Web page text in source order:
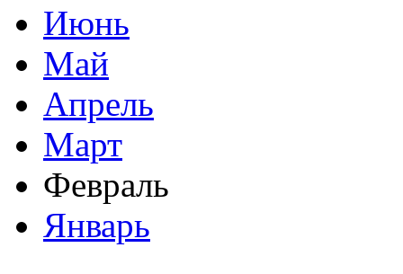
Июнь
Май
Апрель
Март
Февраль
Январь